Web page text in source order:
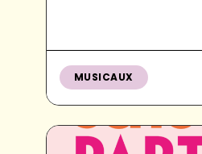
MUSICAUX